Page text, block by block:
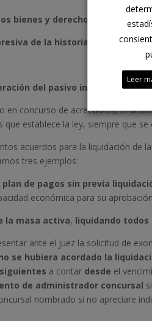
bienes y derechos
que
de la historia económica y
del pasivo insatisfecho
en concurso de acreedores, el
que establece la ley, siempre que
acuerdos para la liquidación de
tres ejemplos:
plan de pagos sin previa
económica para su
la masa activa, liquidando todos
ante el juez la solicitud de
se hubiera acordado la
a contar desde el
de administrador concursal
nombrado si no apreciare
Leer